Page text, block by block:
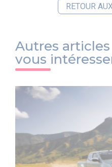
RETOUR
Autres
vous